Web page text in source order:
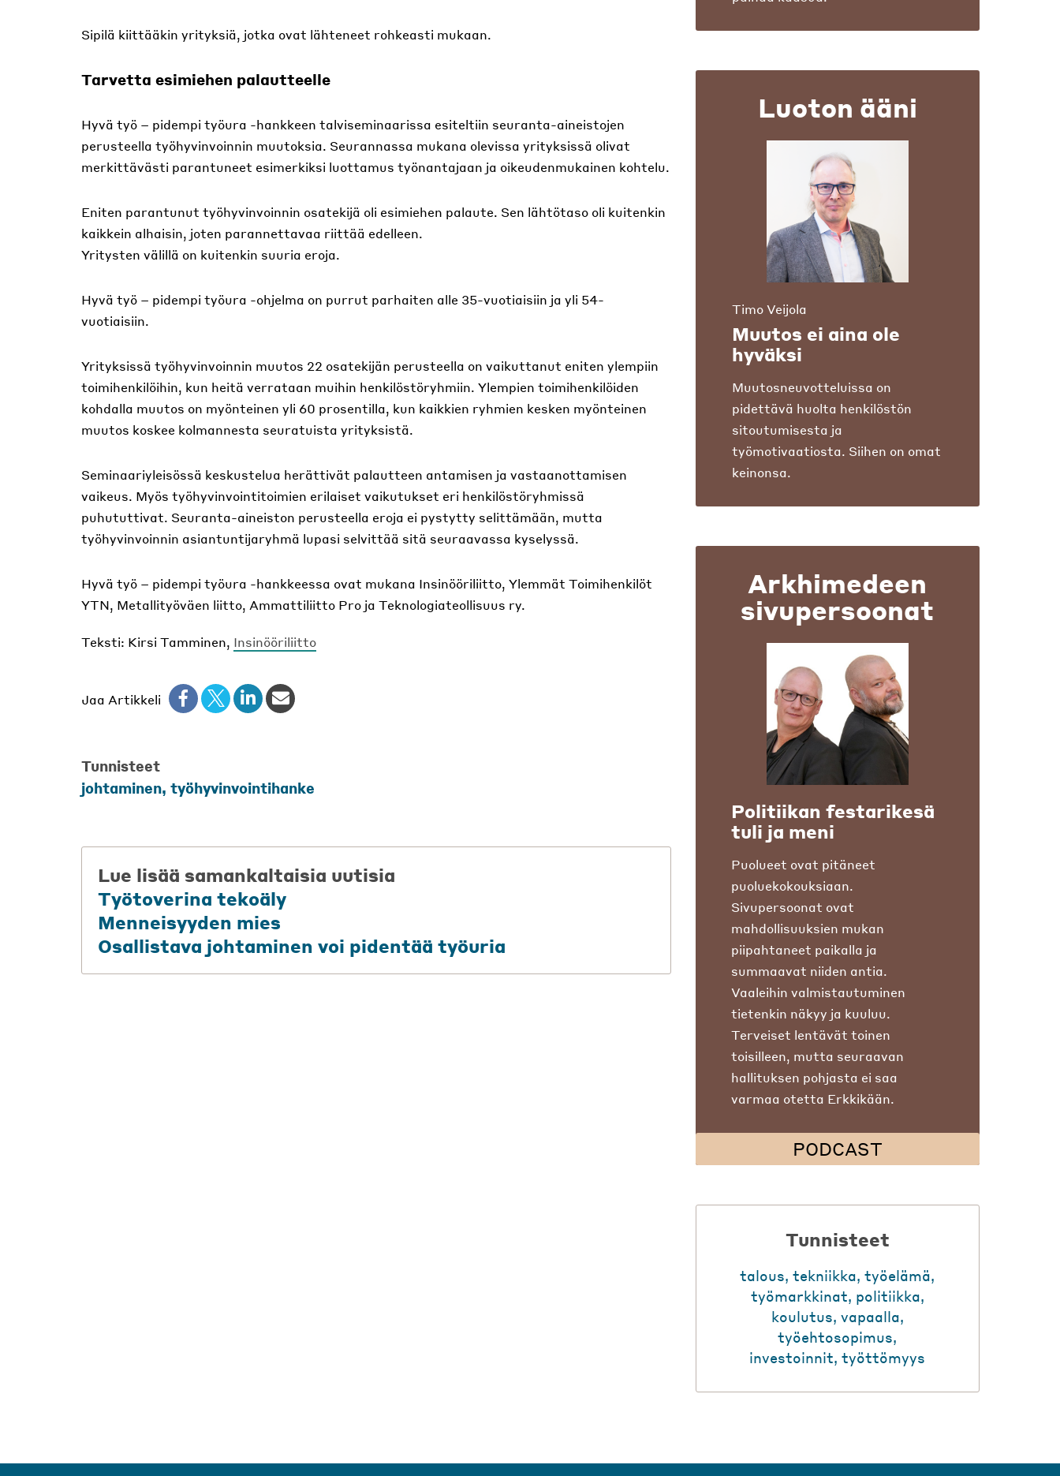
Sipilä kiittääkin yrityksiä, jotka ovat lähteneet rohkeasti mukaan.
Tarvetta esimiehen palautteelle
Hyvä työ – pidempi työura -hankkeen talviseminaarissa esiteltiin seuranta-aineistojen
perusteella työhyvinvoinnin muutoksia. Seurannassa mukana olevissa yrityksissä olivat
merkittävästi parantuneet esimerkiksi luottamus työnantajaan ja oikeudenmukainen kohtelu.
Eniten parantunut työhyvinvoinnin osatekijä oli esimiehen palaute. Sen lähtötaso oli kuitenkin
kaikkein alhaisin, joten parannettavaa riittää edelleen.
Yritysten välillä on kuitenkin suuria eroja.
Hyvä työ – pidempi työura -ohjelma on purrut parhaiten alle 35-vuotiaisiin ja yli 54-
vuotiaisiin.
Yrityksissä työhyvinvoinnin muutos 22 osatekijän perusteella on vaikuttanut eniten ylempiin
toimihenkilöihin, kun heitä verrataan muihin henkilöstöryhmiin. Ylempien toimihenkilöiden
kohdalla muutos on myönteinen yli 60 prosentilla, kun kaikkien ryhmien kesken myönteinen
muutos koskee kolmannesta seuratuista yrityksistä.
Seminaariyleisössä keskustelua herättivät palautteen antamisen ja vastaanottamisen
vaikeus. Myös työhyvinvointitoimien erilaiset vaikutukset eri henkilöstöryhmissä
puhututtivat. Seuranta-aineiston perusteella eroja ei pystytty selittämään, mutta
työhyvinvoinnin asiantuntijaryhmä lupasi selvittää sitä seuraavassa kyselyssä.
Hyvä työ – pidempi työura -hankkeessa ovat mukana Insinööriliitto, Ylemmät Toimihenkilöt
YTN, Metallityöväen liitto, Ammattiliitto Pro ja Teknologiateollisuus ry.
Teksti: Kirsi Tamminen, Insinööriliitto
Jaa Artikkeli
Tunnisteet
johtaminen, työhyvinvointihanke
Lue lisää samankaltaisia uutisia
Työtoverina tekoäly
Menneisyyden mies
Osallistava johtaminen voi pidentää työuria
Luoton ääni
Timo Veijola
Muutos ei aina ole
hyväksi
Muutosneuvotteluissa on
pidettävä huolta henkilöstön
sitoutumisesta ja
työmotivaatiosta. Siihen on omat
keinonsa.
Arkhimedeen
sivupersoonat
Politiikan festarikesä
tuli ja meni
Puolueet ovat pitäneet
puoluekokouksiaan.
Sivupersoonat ovat
mahdollisuuksien mukan
piipahtaneet paikalla ja
summaavat niiden antia.
Vaaleihin valmistautuminen
tietenkin näkyy ja kuuluu.
Terveiset lentävät toinen
toisilleen, mutta seuraavan
hallituksen pohjasta ei saa
varmaa otetta Erkkikään.
PODCAST
Tunnisteet
talous,tekniikka,työelämä,
työmarkkinat, politiikka,
koulutus, vapaalla,
työehtosopimus,
investoinnit,työttömyys